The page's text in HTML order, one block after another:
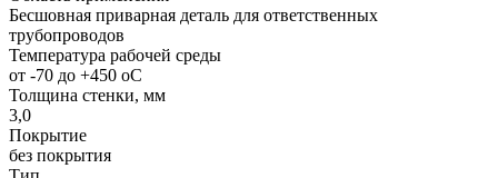
Бесшовная приварная деталь для ответственных
трубопроводов
Температура рабочей среды
от -70 до +450 oC
Толщина стенки, мм
3,0
Покрытие
без покрытия